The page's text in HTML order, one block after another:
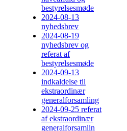
bestyrelsesmøde
2024-08-13
nyhedsbrev
2024-08-19
nyhedsbrev og
referat af
bestyrelsesmøde
2024-09-13
indkaldelse til
ekstraordinær
generalforsamling
2024-09-25 referat
af ekstraordinær
generalforsamlin